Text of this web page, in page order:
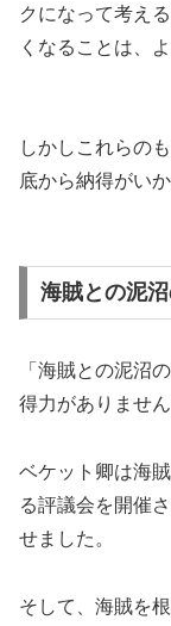
クになって考え
くなることは、
しかしこれらの
底から納得がい
海賊との泥
「海賊との泥沼
得力がありません
ベケット卿は海
る評議会を開催
せました。
そして、海賊を